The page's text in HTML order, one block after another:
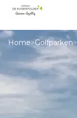
Home>Golfparken>